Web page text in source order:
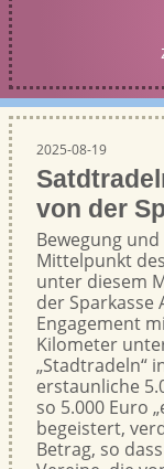
2025-08-19
von der
Bewegung
Mittelpunkt
unter diesem
der Sparkasse
Engagement
Kilometer
„Stadtradeln“
erstaunliche
so 5.000 Euro
begeistert,
Betrag, so